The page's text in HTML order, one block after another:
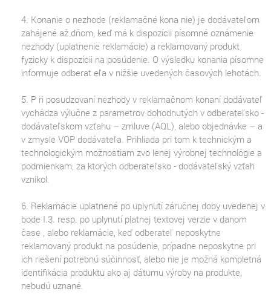
4. Konanie o nezhode (reklamačné kona nie) je dodávateľom
zahájené až dňom, keď má k dispozícii písomné oznámenie
nezhody (uplatnenie reklamácie) a reklamovaný produkt
fyzicky k dispozícii na posúdenie. O výsledku konania písomne
informuje odberat eľa v nižšie uvedených časových lehotách.
5. P ri posudzovaní nezhody v reklamačnom konaní dodávateľ
vychádza výlučne z parametrov dohodnutých v odberateľsko -
dodávateľskom vzťahu – zmluve (AQL), alebo objednávke – a
v zmysle VOP dodávateľa. Prihliada pri tom k technickým a
technologickým možnostiam zvo lenej výrobnej technológie a
podmienkam, za ktorých odberateľsko - dodávateľský vzťah
vznikol.
6. Reklamácie uplatnené po uplynutí záručnej doby uvedenej v
bode I.3. resp. po uplynutí platnej textovej verzie v danom
čase , alebo reklamácie, keď odberateľ neposkytne
reklamovaný produkt na posúdenie, prípadne neposkytne pri
ich riešení potrebnú súčinnosť, alebo nie je možná kompletná
identifikácia produktu ako aj dátumu výroby na produkte,
nebudú uznané.